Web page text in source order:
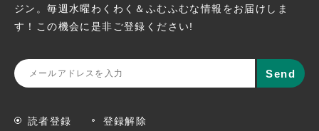
ジン。毎週水曜わくわく＆ふむふむな情報をお届けしま
す！この機会に 是非ご登録ください!
読者登録
登録解除